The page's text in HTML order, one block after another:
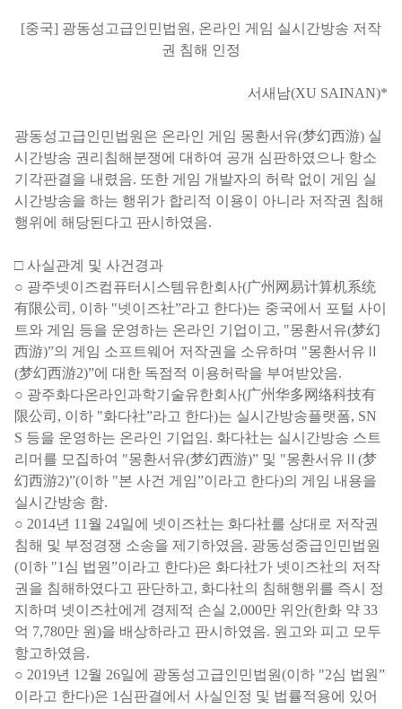
[중국] 광동성고급인민법원 , 온라인 게임 실시간방송 저작
권 침해 인정
서새남(XU SAINAN)*
광동성고급인민법원은 온라인 게임 몽환서유(梦幻西游) 실
시간방송 권리침해분쟁에 대하여 공개 심판하였으나 항소
기각판결을 내렸음. 또한 게임 개발자의 허락 없이 게임 실
시간방송을 하는 행위가 합리적 이용이 아니라 저작권 침해
행위에 해당된다고 판시하였음.
□ 사실관계 및 사건경과
○ 광주넷이즈컴퓨터시스템유한회사(广州网易计算机系统
有限公司 , 이하 "넷이즈社”라고 한다)는 중국에서 포털 사이
트와 게임 등을 운영하는 온라인 기업이고, "몽환서유(梦幻
西游)”의 게임 소프트웨어 저작권을 소유하며 "몽환서유 Ⅱ
(梦幻西游2)”에 대한 독점적 이용허락을 부여받았음.
○ 광주화다온라인과학기술유한회사(广州华多网络科技有
限公司 , 이하 "화다社”라고 한다)는 실시간방송플랫폼, SN
S 등을 운영하는 온라인 기업임. 화다社는 실시간방송 스트
리머를 모집하여 "몽환서유(梦幻西游)” 및 "몽환서유 Ⅱ (梦
幻西游2)”(이하 "본 사건 게임”이라고 한다)의 게임 내용을
실시간방송 함.
○ 2014년 11 월 24일에 넷이즈社는 화다社를 상대로 저작권
침해 및 부정경쟁 소송을 제기하였음. 광동성중급인민법원
(이하 "1 심 법원”이라고 한다)은 화다社가 넷이즈社의 저작
권을 침해하였다고 판단하고, 화다社의 침해행위를 즉시 정
지하며 넷이즈社에게 경제적 손실 2,000만 위안(한화 약 33
억 7,780만 원)을 배상하라고 판시하였음. 원고와 피고 모두
항고하였음.
○ 2019년 12월 26일에 광동성고급인민법원(이하 "2심 법원”
이라고 한다)은 1 심판결에서 사실인정 및 법률적용에 있어